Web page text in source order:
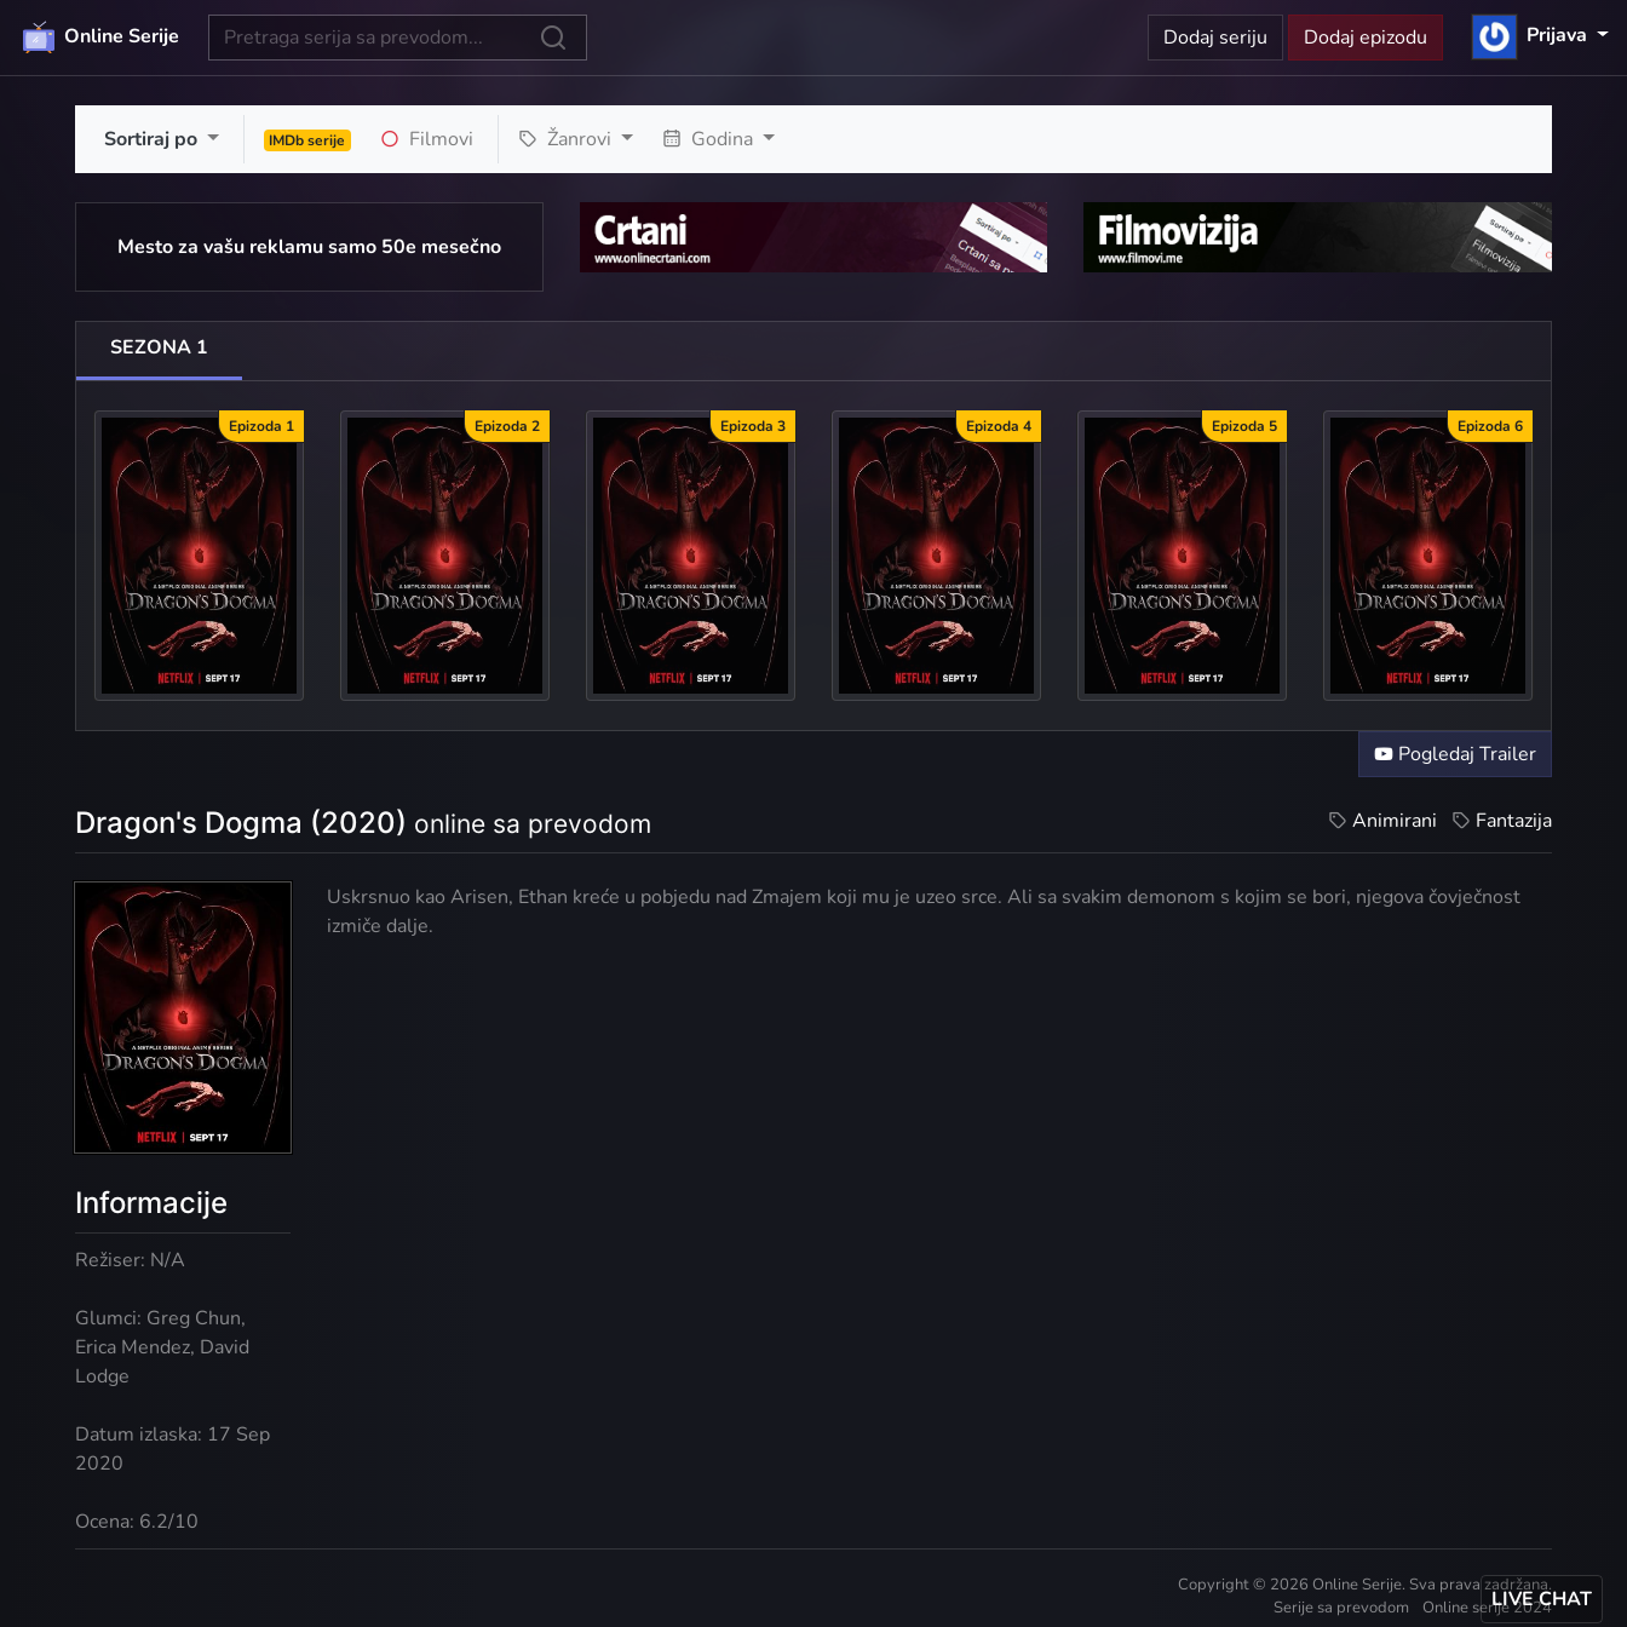
Online Serije Dodaj seriju Dodaj epizodu Prijava
Sortiraj po IMDb serije Filmovi Žanrovi Godina
Mesto za vašu reklamu samo 50e mesečno
LIVE CHAT
SEZONA 1
Epizoda 1 Epizoda 2 Epizoda 3 Epizoda 4 Epizoda 5 Epizoda 6
Pogledaj Trailer
Animirani Fantazija
Dragon's Dogma (2020) online sa prevodom
Informacije
Režiser: N/A
Glumci: Greg Chun,
Erica Mendez, David
Lodge
Datum izlaska: 17 Sep
2020
Ocena: 6.2/10
Uskrsnuo kao Arisen, Ethan kreće u pobjedu nad Zmajem koji mu je uzeo srce. Ali sa svakim demonom s kojim se bori, njegova čovječnost
izmiče dalje.
Copyright © 2026 Online Serije. Sva prava zadržana.
Serije sa prevodom
Online serije 2024